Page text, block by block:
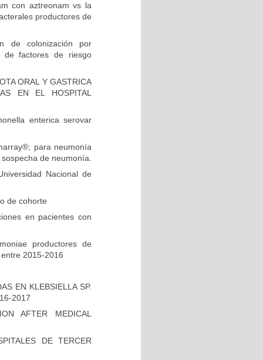
con aztreonam vs la
productores de
de colonización por
de factores de riesgo
ORAL Y GASTRICA
EN EL HOSPITAL
enterica serovar
para neumonía
de neumonía.
Nacional de
de cohorte
en pacientes con
productores de
2015-2016
EN KLEBSIELLA SP.
2017
AFTER MEDICAL
DE TERCER